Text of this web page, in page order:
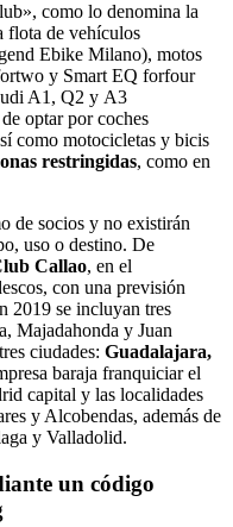
como lo denomina la
flota de vehículos
Ebike Milano), motos
y Smart EQ forfour
A1, Q2 y A3
optar por coches
como motocicletas y bicis
restringidas, como en
de socios y no existirán
uso o destino. De
Callao, en el
con una previsión
2019 se incluyan tres
Majadahonda y Juan
ciudades: Guadalajara,
baraja franquiciar el
capital y las localidades
y Alcobendas, además de
y Valladolid.
un código